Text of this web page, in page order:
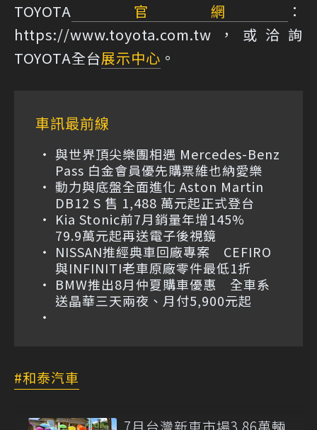
TOYOTA 官網
：
https://www.toyota.com.tw，或洽詢
TOYOTA全台展示中心 。
車訊最前線
與世界頂尖樂團相遇 Mercedes-Benz
Pass 白金會員優先購票維也納愛樂
動力與底盤全面進化 Aston Martin
DB12 S 售 1,488 萬元起正式登台
Kia Stonic前7月銷量年增145%
79.9萬元起再送電子後視鏡
NISSAN推經典車回廠專案 CEFIRO
與INFINITI老車原廠零件最低1折
BMW推出8月仲夏購車優惠 全車系
送晶華三天兩夜、月付5,900元起
和泰汽車
7月台灣新車市場3.86萬輛